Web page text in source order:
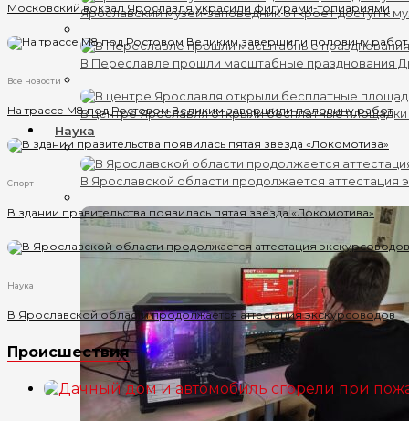
Ярославский музей-заповедник откроет доступ к
В Переславле прошли масштабные празднования
В центре Ярославля открыли бесплатные
Наука
В Ярославской области продолжается аттестация
Московский вокзал Ярославля украсили фигурами-топиариями
Все новости
На трассе М8 под Ростовом Великим завершили половину работ
Спорт
В здании правительства появилась пятая звезда «Локомотива»
Наука
В Ярославской области продолжается аттестация экскурсоводов
Происшествия